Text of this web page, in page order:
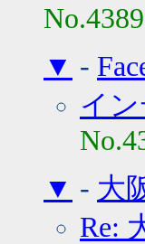
No.4389
▼ -
イ
▼ - 大
Re: